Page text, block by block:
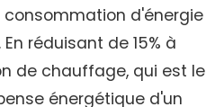
consommation d'énergie
réduisant de 15% à
de chauffage, qui est le
énergétique d'un